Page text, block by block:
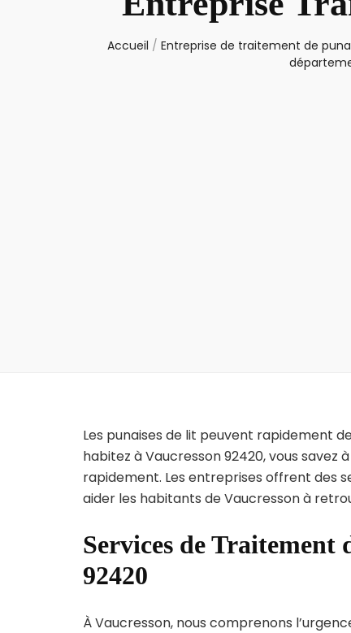
Accueil / Entreprise de traitement de
Les punaises de lit peuvent rapidement
habitez à Vaucresson 92420, vous
rapidement. Les entreprises offrent des
aider les habitants de Vaucresson à
Services de Traitement
92420
À Vaucresson, nous comprenons